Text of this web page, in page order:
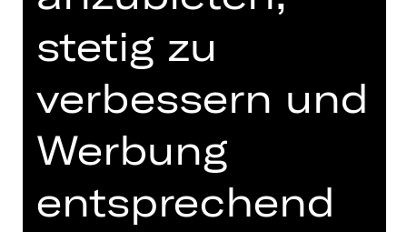
YALLA YALLA
Kammerspiele
Termine und Besetzung
stetig zu
verbessern und
Werbung
entsprechend